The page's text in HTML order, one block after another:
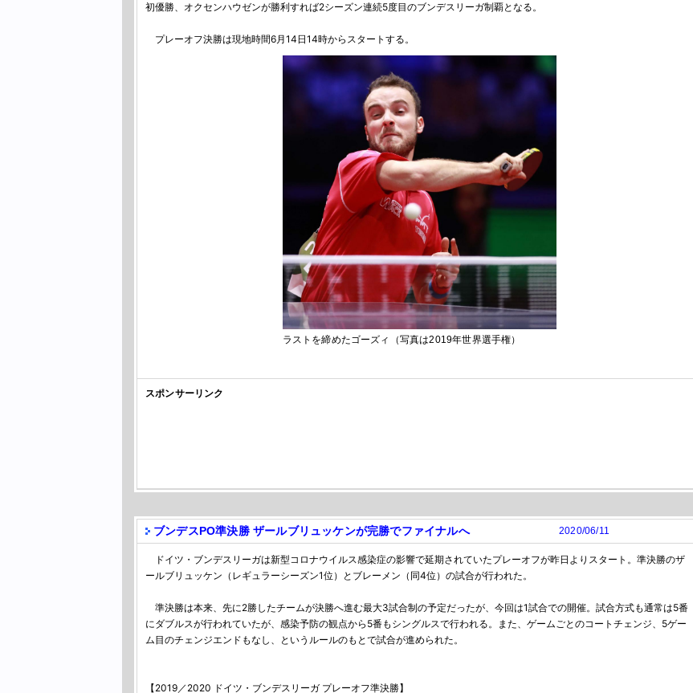
初優勝、オクセンハウゼンが勝利すれば2シーズン連続5度目のブンデスリーガ制覇となる。
プレーオフ決勝は現地時間6月14日14時からスタートする。
ラストを締めたゴーズィ（写真は2019年世界選手権）
スポンサーリンク
ブンデスPO準決勝 ザールブリュッケンが完勝でファイナルへ 2020/06/11
ドイツ・ブンデスリーガは新型コロナウイルス感染症の影響で延期されていたプレーオフが昨日よりスタート。準決勝のザ
ールブリュッケン（レギュラーシーズン1位）とブレーメン（同4位）の試合が行われた。
準決勝は本来、先に2勝したチームが決勝へ進む最大3試合制の予定だったが、今回は1試合での開催。試合方式も通常は5番
にダブルスが行われていたが、感染予防の観点から5番もシングルスで行われる。また、ゲームごとのコートチェンジ、5ゲー
ム目のチェンジエンドもなし、というルールのもとで試合が進められた。
【2019／2020 ドイツ・ブンデスリーガ プレーオフ準決勝】